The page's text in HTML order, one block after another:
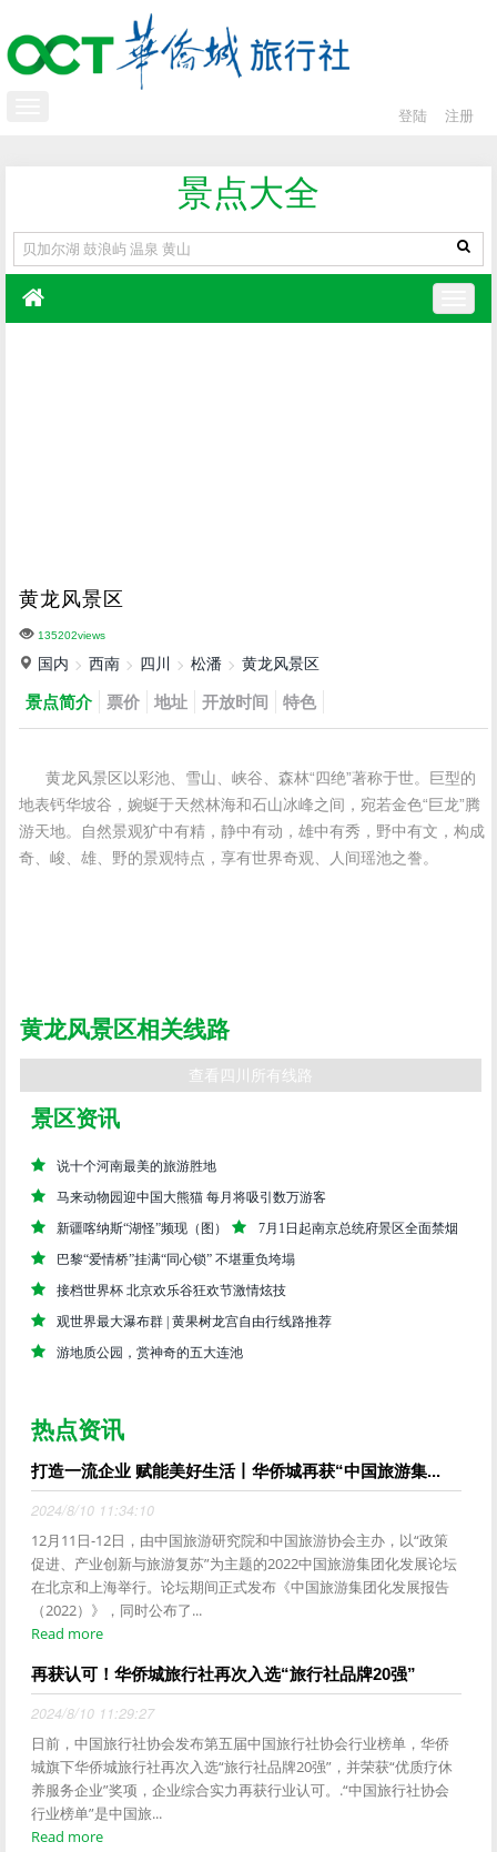
登陆 注册
景点大全
黄龙风景区
135202views
国内 西南 四川 松潘 黄龙风景区
景点简介 票价 地址 开放时间 特色
黄龙风景区以彩池、雪山、峡谷、森林“四绝”著称于世。巨型的
地表钙华坡谷，婉蜒于天然林海和石山冰峰之间，宛若金色“巨龙”腾
游天地。自然景观犷中有精，静中有动，雄中有秀，野中有文，构成
奇、峻、雄、野的景观特点，享有世界奇观、人间瑶池之誊。
黄龙风景区相关线路
查看四川所有线路
景区资讯
说十个河南最美的旅游胜地
马来动物园迎中国大熊猫 每月将吸引数万游客
新疆喀纳斯“湖怪”频现（图）
7月1日起南京总统府景区全面禁烟
巴黎“爱情桥”挂满“同心锁” 不堪重负垮塌
接档世界杯 北京欢乐谷狂欢节激情炫技
观世界最大瀑布群 | 黄果树龙宫自由行线路推荐
游地质公园，赏神奇的五大连池
热点资讯
打造一流企业 赋能美好生活丨华侨城再获“中国旅游集...
2024/8/10 11:34:10
12月11日-12日，由中国旅游研究院和中国旅游协会主办，以“政策
促进、产业创新与旅游复苏”为主题的2022中国旅游集团化发展论坛
在北京和上海举行。论坛期间正式发布《中国旅游集团化发展报告
（2022）》，同时公布了...
Read more
再获认可！华侨城旅行社再次入选“旅行社品牌20强”
2024/8/10 11:29:27
日前，中国旅行社协会发布第五届中国旅行社协会行业榜单，华侨
城旗下华侨城旅行社再次入选“旅行社品牌20强”，并荣获“优质疗休
养服务企业”奖项，企业综合实力再获行业认可。.“中国旅行社协会
行业榜单”是中国旅...
Read more